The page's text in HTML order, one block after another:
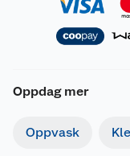
Oppdag mer
Oppvask